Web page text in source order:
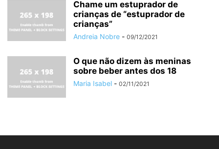
Chame um estuprador de
crianças de “estuprador de
crianças”
Andreia Nobre - 09/12/2021
O que não dizem às meninas
sobre beber antes dos 18
Maria Isabel - 02/11/2021